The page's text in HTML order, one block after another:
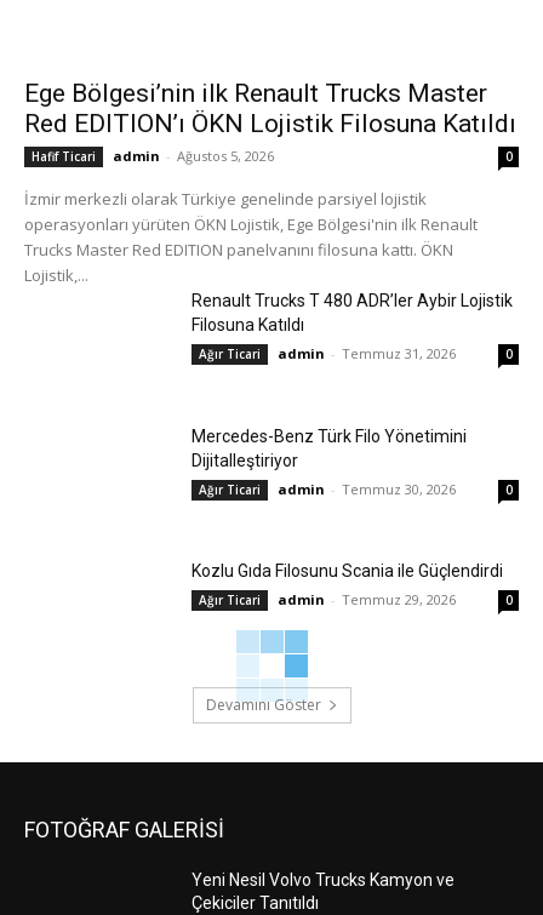
Ege Bölgesi’nin ilk Renault Trucks Master
Red EDITION’ı ÖKN Lojistik Filosuna Katıldı
Hafif Ticari admin - Ağustos 5, 2026 0
İzmir merkezli olarak Türkiye genelinde parsiyel lojistik
operasyonları yürüten ÖKN Lojistik, Ege Bölgesi'nin ilk Renault
Trucks Master Red EDITION panelvanını filosuna kattı. ÖKN
Lojistik,...
Renault Trucks T 480 ADR’ler Aybir Lojistik
Filosuna Katıldı
Ağır Ticari admin - Temmuz 31, 2026 0
Mercedes-Benz Türk Filo Yönetimini
Dijitalleştiriyor
Ağır Ticari admin - Temmuz 30, 2026 0
Kozlu Gıda Filosunu Scania ile Güçlendirdi
Ağır Ticari admin - Temmuz 29, 2026 0
Devamını Göster
FOTOĞRAF GALERİSİ
Yeni Nesil Volvo Trucks Kamyon ve
Çekiciler Tanıtıldı